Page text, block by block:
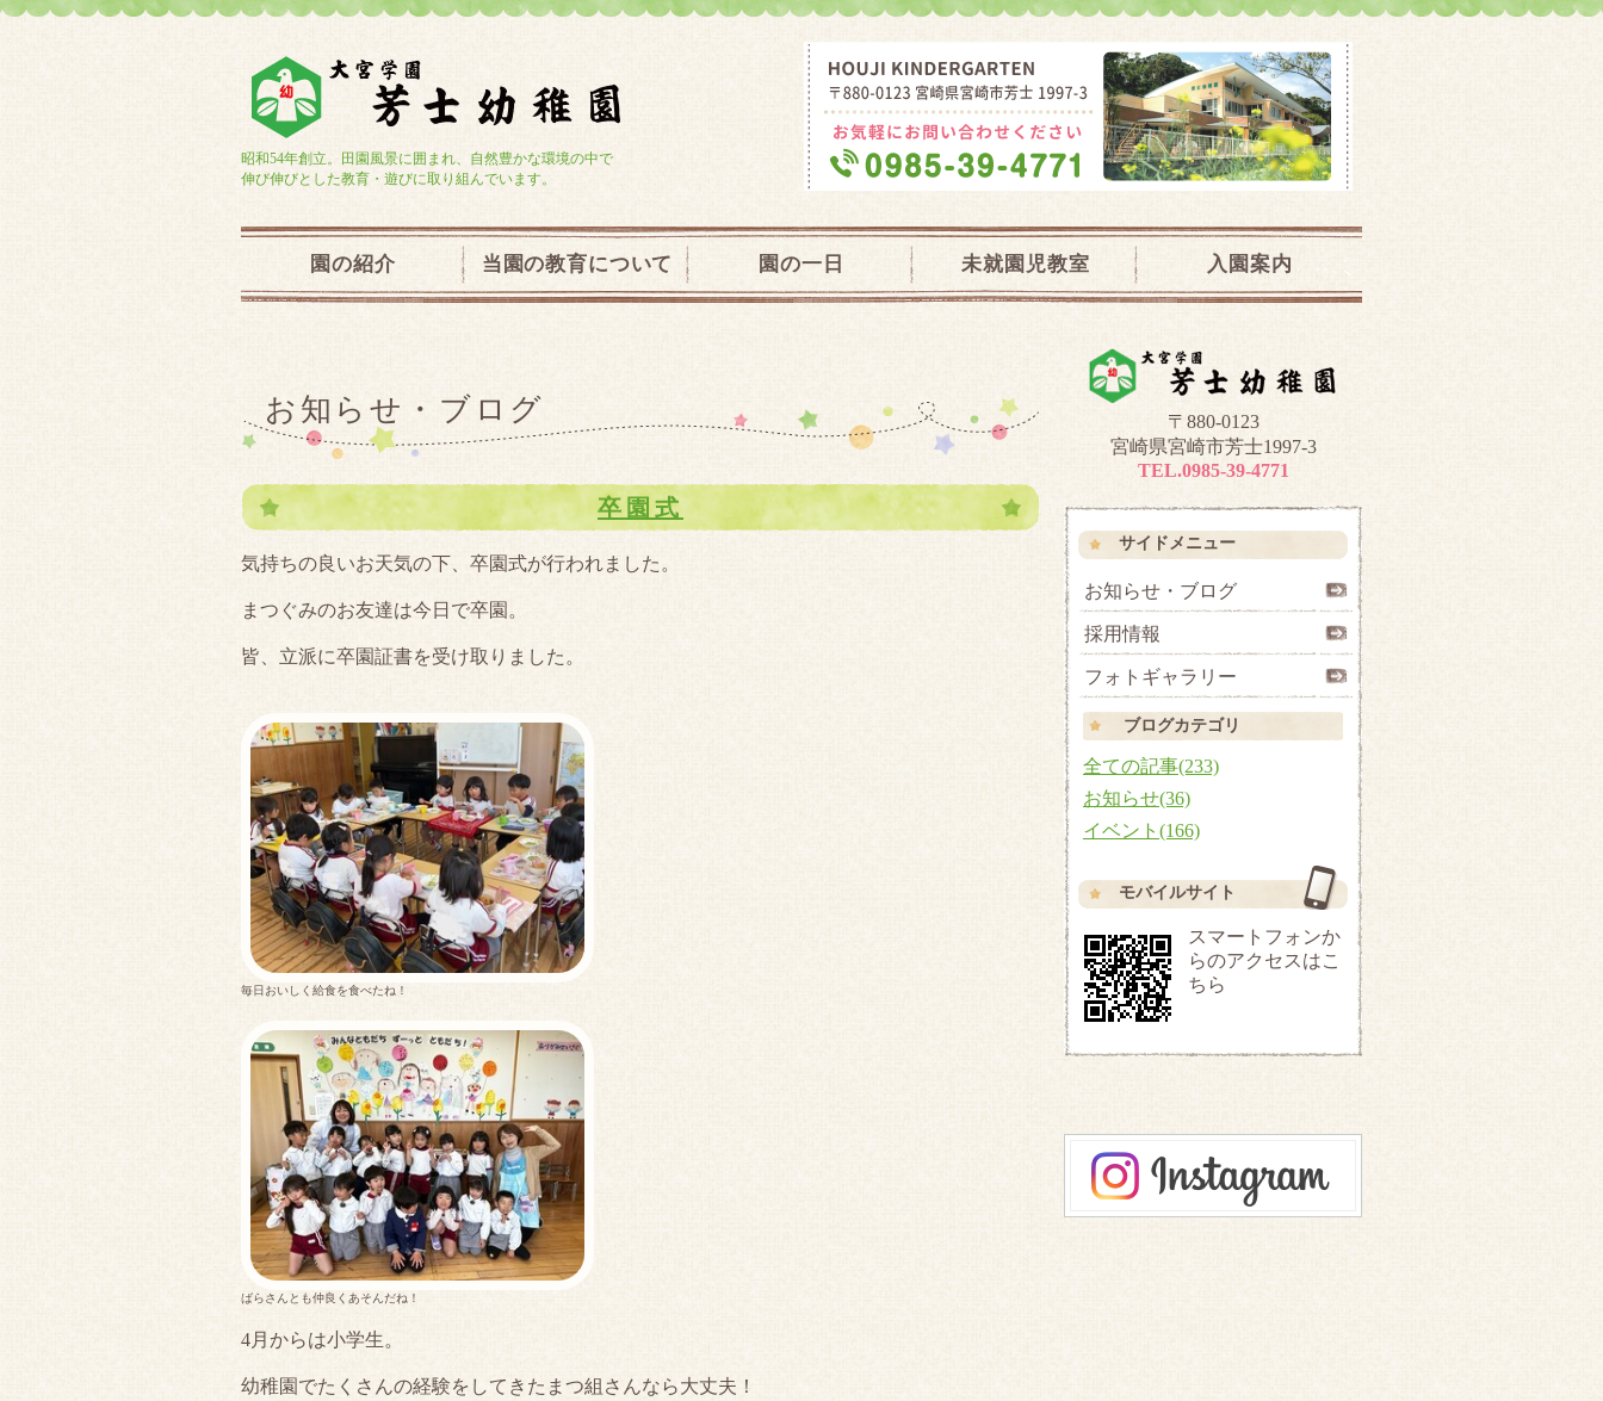
学校法人大宮学園 芳士幼稚園・未就園児教室｜宮崎県宮崎市
昭和54年創立。田園風景に囲まれ、自然豊かな環境の中で
伸び伸びとした教育・遊びに取り組んでいます。
園の紹介 当園の教育について 園の一日 未就園児教室 入園案内
お知らせ・ブログ
卒園式
気持ちの良いお天気の下、卒園式が行われました。
まつぐみのお友達は今日で卒園。
皆、立派に卒園証書を受け取りました。
毎日おいしく給食を食べたね！
ばらさんとも仲良くあそんだね！
4月からは小学生。
幼稚園でたくさんの経験をしてきたまつ組さんなら大丈夫！
〒880-0123
宮崎県宮崎市芳士1997-3
TEL.0985-39-4771
サイドメニュー
お知らせ・ブログ
採用情報
フォトギャラリー
ブログカテゴリ
全ての記事(233)
お知らせ(36)
イベント(166)
モバイルサイト
スマートフォンか
らのアクセスはこ
ちら